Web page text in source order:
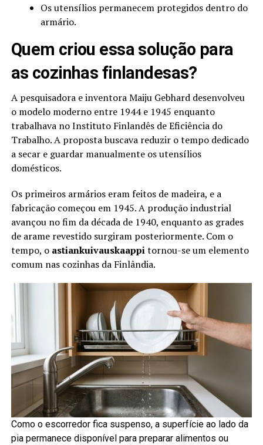
Os utensílios permanecem protegidos dentro do
armário.
Quem criou essa solução para
as cozinhas finlandesas?
A pesquisadora e inventora Maiju Gebhard desenvolveu
o modelo moderno entre 1944 e 1945 enquanto
trabalhava no Instituto Finlandês de Eficiência do
Trabalho. A proposta buscava reduzir o tempo dedicado
a secar e guardar manualmente os utensílios
domésticos.
Os primeiros armários eram feitos de madeira, e a
fabricação começou em 1945. A produção industrial
avançou no fim da década de 1940, enquanto as grades
de arame revestido surgiram posteriormente. Com o
tempo, o astiankuivauskaappitornou-se um elemento
comum nas cozinhas da Finlândia.
Como o escorredor fica suspenso, a superfície ao lado da
pia permanece disponível para preparar alimentos ou